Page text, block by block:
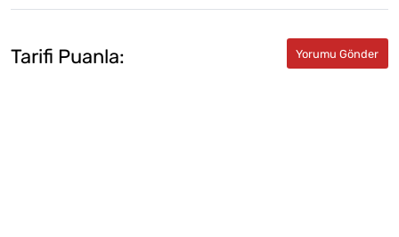
Tarifi Puanla: